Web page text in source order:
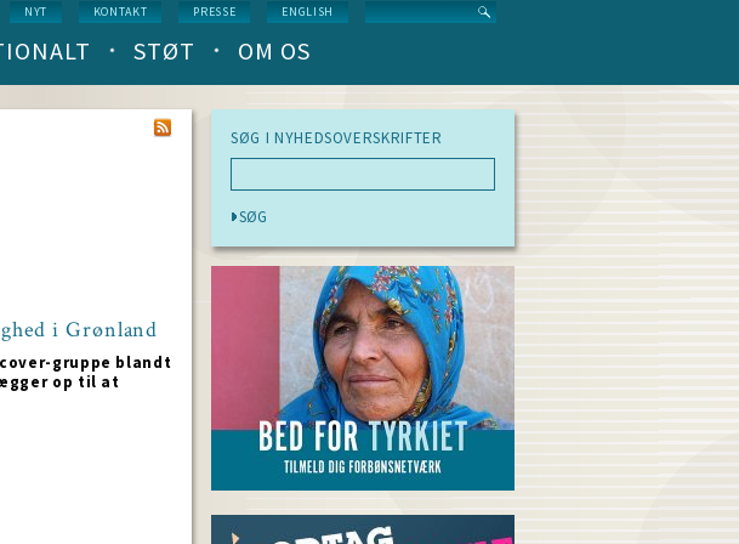
NYT KONTAKT PRESSE ENGLISH
STØT OM OS
i Grønland
gruppe blandt
op til at
SØG I NYHEDSOVERSKRIFTER